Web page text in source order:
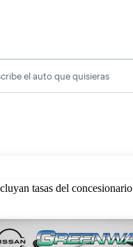
el auto que quisieras
tasas del concesionario